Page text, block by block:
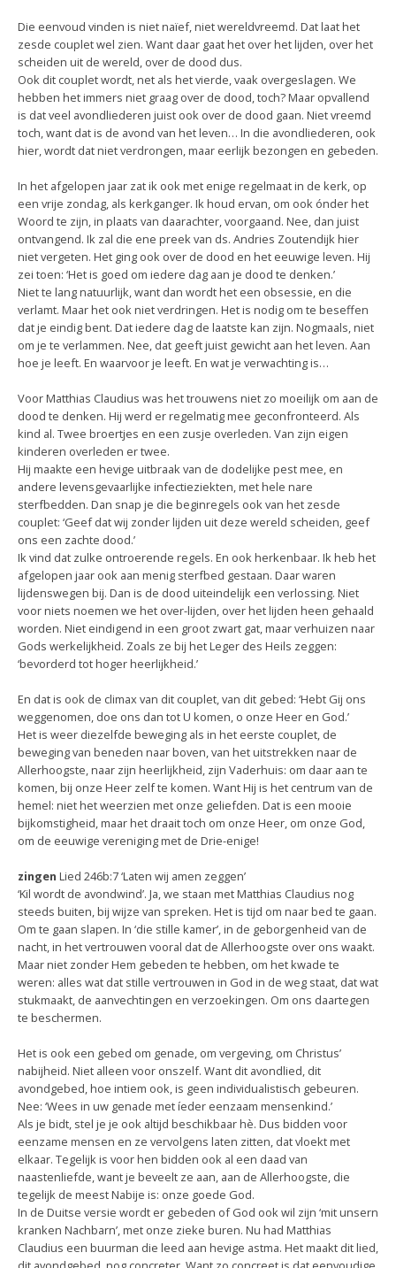
Die eenvoud vinden is niet naïef, niet wereldvreemd. Dat laat het
zesde couplet wel zien. Want daar gaat het over het lijden, over het
scheiden uit de wereld, over de dood dus.
Ook dit couplet wordt, net als het vierde, vaak overgeslagen. We
hebben het immers niet graag over de dood, toch? Maar opvallend
is dat veel avondliederen juist ook over de dood gaan. Niet vreemd
toch, want dat is de avond van het leven… In die avondliederen, ook
hier, wordt dat niet verdrongen, maar eerlijk bezongen en gebeden.
In het afgelopen jaar zat ik ook met enige regelmaat in de kerk, op
een vrije zondag, als kerkganger. Ik houd ervan, om ook ónder het
Woord te zijn, in plaats van daarachter, voorgaand. Nee, dan juist
ontvangend. Ik zal die ene preek van ds. Andries Zoutendijk hier
niet vergeten. Het ging ook over de dood en het eeuwige leven. Hij
zei toen: ‘Het is goed om iedere dag aan je dood te denken.’
Niet te lang natuurlijk, want dan wordt het een obsessie, en die
verlamt. Maar het ook niet verdringen. Het is nodig om te beseffen
dat je eindig bent. Dat iedere dag de laatste kan zijn. Nogmaals, niet
om je te verlammen. Nee, dat geeft juist gewicht aan het leven. Aan
hoe je leeft. En waarvoor je leeft. En wat je verwachting is…
Voor Matthias Claudius was het trouwens niet zo moeilijk om aan de
dood te denken. Hij werd er regelmatig mee geconfronteerd. Als
kind al. Twee broertjes en een zusje overleden. Van zijn eigen
kinderen overleden er twee.
Hij maakte een hevige uitbraak van de dodelijke pest mee, en
andere levensgevaarlijke infectieziekten, met hele nare
sterfbedden. Dan snap je die beginregels ook van het zesde
couplet: ‘Geef dat wij zonder lijden uit deze wereld scheiden, geef
ons een zachte dood.’
Ik vind dat zulke ontroerende regels. En ook herkenbaar. Ik heb het
afgelopen jaar ook aan menig sterfbed gestaan. Daar waren
lijdenswegen bij. Dan is de dood uiteindelijk een verlossing. Niet
voor niets noemen we het over-lijden, over het lijden heen gehaald
worden. Niet eindigend in een groot zwart gat, maar verhuizen naar
Gods werkelijkheid. Zoals ze bij het Leger des Heils zeggen:
‘bevorderd tot hoger heerlijkheid.’
En dat is ook de climax van dit couplet, van dit gebed: ‘Hebt Gij ons
weggenomen, doe ons dan tot U komen, o onze Heer en God.’
Het is weer diezelfde beweging als in het eerste couplet, de
beweging van beneden naar boven, van het uitstrekken naar de
Allerhoogste, naar zijn heerlijkheid, zijn Vaderhuis: om daar aan te
komen, bij onze Heer zelf te komen. Want Hij is het centrum van de
hemel: niet het weerzien met onze geliefden. Dat is een mooie
bijkomstigheid, maar het draait toch om onze Heer, om onze God,
om de eeuwige vereniging met de Drie-enige!
zingen Lied 246b:7 ‘Laten wij amen zeggen’
‘Kil wordt de avondwind’. Ja, we staan met Matthias Claudius nog
steeds buiten, bij wijze van spreken. Het is tijd om naar bed te gaan.
Om te gaan slapen. In ‘die stille kamer’, in de geborgenheid van de
nacht, in het vertrouwen vooral dat de Allerhoogste over ons waakt.
Maar niet zonder Hem gebeden te hebben, om het kwade te
weren: alles wat dat stille vertrouwen in God in de weg staat, dat wat
stukmaakt, de aanvechtingen en verzoekingen. Om ons daartegen
te beschermen.
Het is ook een gebed om genade, om vergeving, om Christus’
nabijheid. Niet alleen voor onszelf. Want dit avondlied, dit
avondgebed, hoe intiem ook, is geen individualistisch gebeuren.
Nee: ‘Wees in uw genade met íeder eenzaam mensenkind.’
Als je bidt, stel je je ook altijd beschikbaar hè. Dus bidden voor
eenzame mensen en ze vervolgens laten zitten, dat vloekt met
elkaar. Tegelijk is voor hen bidden ook al een daad van
naastenliefde, want je beveelt ze aan, aan de Allerhoogste, die
tegelijk de meest Nabije is: onze goede God.
In de Duitse versie wordt er gebeden of God ook wil zijn ‘mit unsern
kranken Nachbarn’, met onze zieke buren. Nu had Matthias
Claudius een buurman die leed aan hevige astma. Het maakt dit lied,